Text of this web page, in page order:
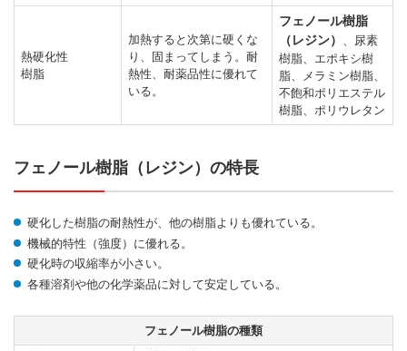
熱硬化性
樹脂
加熱すると次第に硬くな
り、固まってしまう。耐
熱性、耐薬品性に優れて
いる。
フェノール樹脂
（レジン） 、尿素
樹脂、エポキシ樹
脂、メラミン樹脂、
不飽和ポリエステル
樹脂、ポリウレタン
フェノール樹脂（レジン）の特長
硬化した樹脂の耐熱性が、他の樹脂よりも優れている。
機械的特性（強度）に優れる。
硬化時の収縮率が小さい。
各種溶剤や他の化学薬品に対して安定している。
フェノール樹脂の種類